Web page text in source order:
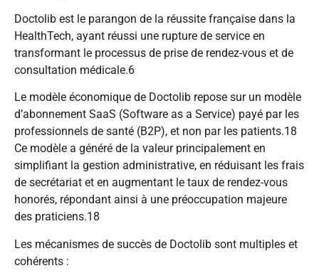
Doctolib est le parangon de la réussite française dans la
HealthTech, ayant réussi une rupture de service en
transformant le processus de prise de rendez-vous et de
consultation médicale.6
Le modèle économique de Doctolib repose sur un modèle
d’abonnement SaaS (Software as a Service) payé par les
professionnels de santé (B2P), et non par les patients.18
Ce modèle a généré de la valeur principalement en
simplifiant la gestion administrative, en réduisant les frais
de secrétariat et en augmentant le taux de rendez-vous
honorés, répondant ainsi à une préoccupation majeure
des praticiens.18
Les mécanismes de succès de Doctolib sont multiples et
cohérents :